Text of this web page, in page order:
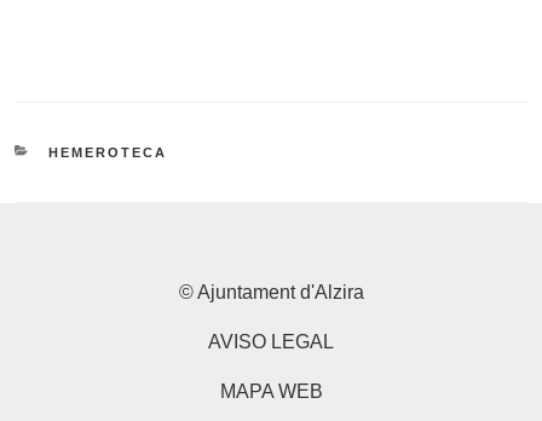
CATEGORIES
HEMEROTECA
© Ajuntament d'Alzira
AVISO LEGAL
MAPA WEB